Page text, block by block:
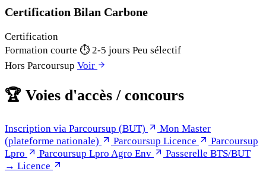
Certification Bilan Carbone
Certification
Formation courte ⏱ 2-5 jours Peu sélectif
Hors Parcoursup Voir
🏆 Voies d'accès / concours
Inscription via Parcoursup (BUT)
Mon Master
(plateforme nationale)
Parcoursup Licence
Parcoursup
Lpro
Parcoursup Lpro Agro Env
Passerelle BTS/BUT
→ Licence